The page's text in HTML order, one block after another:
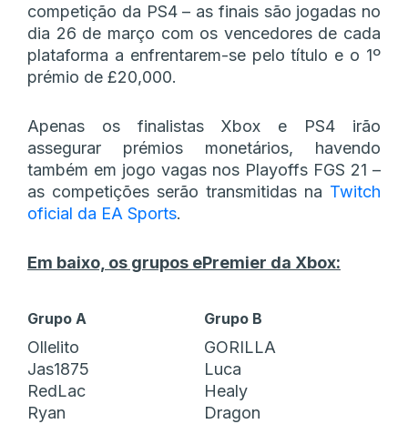
competição da PS4 – as finais são jogadas no
dia 26 de março com os vencedores de cada
plataforma a enfrentarem-se pelo título e o 1º
prémio de £20,000.
Apenas os finalistas Xbox e PS4 irão
assegurar prémios monetários, havendo
também em jogo vagas nos Playoffs FGS 21 –
as competições serão transmitidas na Twitch
oficial da EA Sports.
Em baixo, os grupos ePremier da Xbox:
Grupo A Grupo B
Ollelito
GORILLA
Jas1875
Luca
RedLac
Healy
Ryan
Dragon